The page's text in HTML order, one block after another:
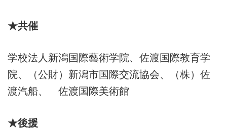
★共催
学校法人新潟国際藝術学院、佐渡国際教育学
院、（公財）新潟市国際交流協会、（株）佐
渡汽船、 佐渡国際美術館
★後援